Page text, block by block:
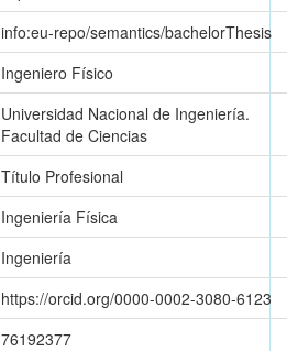
info:eu-repo/semantics/bachelorThesis
Ingeniero Físico
Universidad Nacional de Ingeniería.
Facultad de Ciencias
Título Profesional
Ingeniería Física
Ingeniería
https://orcid.org/0000-0002-3080-6123
76192377